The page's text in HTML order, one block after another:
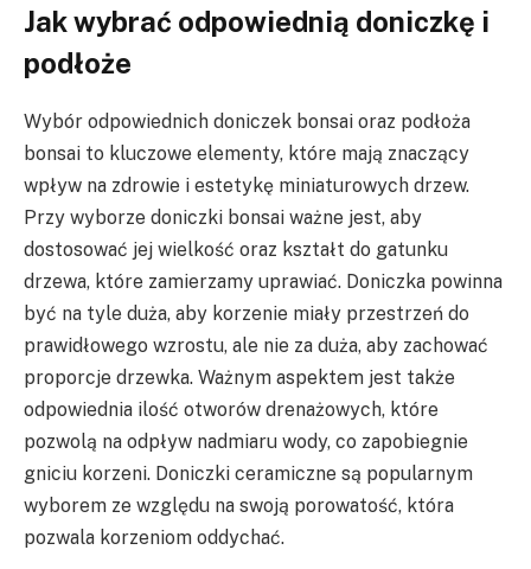
Jak wybrać odpowiednią doniczkę i
podłoże
Wybór odpowiednich doniczek bonsai oraz podłoża
bonsai to kluczowe elementy, które mają znaczący
wpływ na zdrowie i estetykę miniaturowych drzew.
Przy wyborze doniczki bonsai ważne jest, aby
dostosować jej wielkość oraz kształt do gatunku
drzewa, które zamierzamy uprawiać. Doniczka powinna
być na tyle duża, aby korzenie miały przestrzeń do
prawidłowego wzrostu, ale nie za duża, aby zachować
proporcje drzewka. Ważnym aspektem jest także
odpowiednia ilość otworów drenażowych, które
pozwolą na odpływ nadmiaru wody, co zapobiegnie
gniciu korzeni. Doniczki ceramiczne są popularnym
wyborem ze względu na swoją porowatość, która
pozwala korzeniom oddychać.